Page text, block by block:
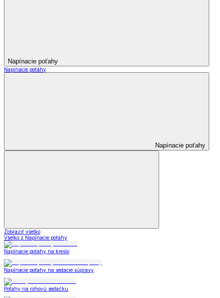
Napínacie poťahy
Napínacie poťahy
Napínacie poťahy
Zobraziť všetko
Všetko z Napínacie poťahy
Napínacie poťahy na kreslo
Napínacie poťahy na sedacie súpravy
Poťahy na rohovú sedačku